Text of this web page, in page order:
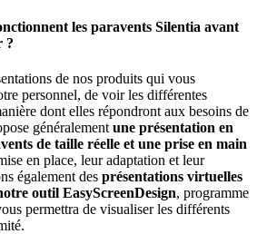
les paravents Silentia avant
?
de nos produits qui vous
personnel, de voir les différentes
dont elles répondront aux besoins de
généralement une présentation en
de taille réelle et une prise en main
en place, leur adaptation et leur
également des présentations virtuelles
outil EasyScreenDesign, programme
permettra de visualiser les différents